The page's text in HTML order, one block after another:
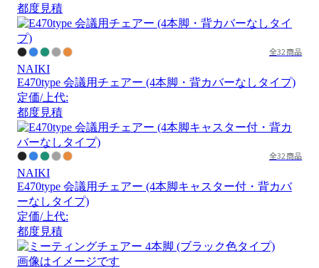
都度見積
全32商品
NAIKI
E470type 会議用チェアー (4本脚・背カバーなしタイプ)
定価/上代:
都度見積
全32商品
NAIKI
E470type 会議用チェアー (4本脚キャスター付・背カバ
ーなしタイプ)
定価/上代:
都度見積
画像はイメージです